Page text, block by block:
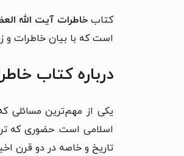
کتابخاطرات آیت‌ الله
است که با بیان خاطرات و
درباره کتاب
یکی از مهم‌ترین مسائلی
اسلامی است. حضوری که
تاریخ و خاصه در دو قرن